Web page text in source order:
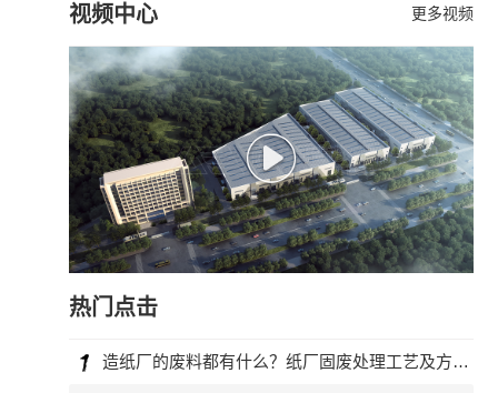
视频中心 更多视频
热门点击
造纸厂的废料都有什么？纸厂固废处理工艺及方案介绍